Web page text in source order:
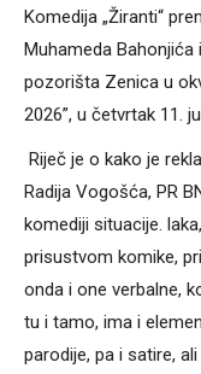
Komedija „Žiranti“
Muhameda
pozorišta Zenica u
2026”, u četvrtak 11.
Riječ je o kako je
Radija Vogošća, PR
komediji situacije.
prisustvom komike,
onda i one verbalne,
tu i tamo, ima i
parodije, pa i satire,